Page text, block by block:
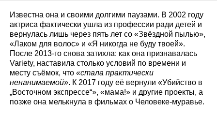
Известна она и своими долгими паузами. В 2002 году
актриса фактически ушла из профессии ради детей и
вернулась лишь через пять лет со «Звёздной пылью»,
«Лаком для волос» и «Я никогда не буду твоей».
После 2013-го снова затихла: как она признавалась
Variety, наставила столько условий по времени и
месту съёмок, что «стала практически
ненанимаемой». К 2017 году её вернули «Убийство в
„Восточном экспрессе“», «мама!» и другие проекты, а
позже она мелькнула в фильмах о Человеке-муравье.